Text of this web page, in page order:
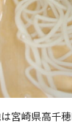
宮崎県高千穂